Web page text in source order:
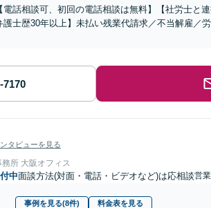
電話相談可、初回の電話相談は無料】【社労士と
護士歴30年以上】未払い残業代請求／不当解雇／
タビューを見る
所 大阪オフィス
中面談方法(対面・電話・ビデオなど)は応相談営
事例を見る(8件) 料金表を見る